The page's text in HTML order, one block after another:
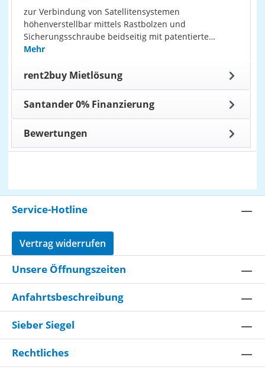
zur Verbindung von Satellitensystemen
höhenverstellbar mittels Rastbolzen und
Sicherungsschraube beidseitig mit patentierte…
Mehr
rent2buy Mietlösung
Santander 0% Finanzierung
Bewertungen
Service-Hotline
Vertrag widerrufen
Unsere Öffnungszeiten
Anfahrtsbeschreibung
Sieber Siegel
Rechtliches